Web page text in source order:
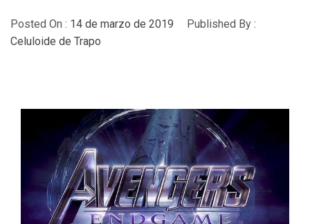
Posted On : 14 de marzo de 2019
Published By :
Celuloide de Trapo